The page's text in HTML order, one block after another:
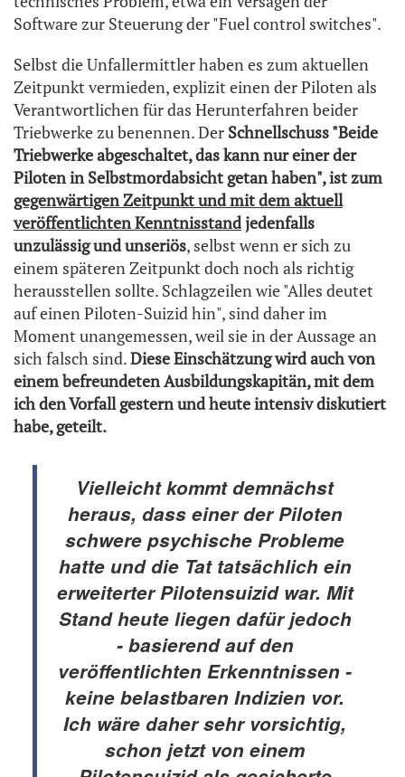
Software zur Steuerung der "Fuel control switches".
Selbst die Unfallermittler haben es zum aktuellen
Zeitpunkt vermieden, explizit einen der Piloten als
Verantwortlichen für das Herunterfahren beider
Triebwerke zu benennen. Der Schnellschuss "Beide
Triebwerke abgeschaltet, das kann nur einer der
Piloten in Selbstmordabsicht getan haben", ist zum
gegenwärtigen Zeitpunkt und mit dem aktuell
veröffentlichten Kenntnisstandjedenfalls
unzulässig und unseriös, selbst wenn er sich zu
einem späteren Zeitpunkt doch noch als richtig
herausstellen sollte. Schlagzeilen wie "Alles deutet
auf einen Piloten-Suizid hin", sind daher im
Moment unangemessen, weil sie in der Aussage an
sich falsch sind.Diese Einschätzung wird auch von
einem befreundeten Ausbildungskapitän, mit dem
ich den Vorfall gestern und heute intensiv diskutiert
habe, geteilt.
Vielleicht kommt demnächst
heraus, dass einer der Piloten
schwere psychische Probleme
hatte und die Tat tatsächlich ein
erweiterter Pilotensuizid war. Mit
Stand heute liegen dafür jedoch
- basierend auf den
veröffentlichten Erkenntnissen -
keine belastbaren Indizien vor.
Ich wäre daher sehr vorsichtig,
schon jetzt von einem